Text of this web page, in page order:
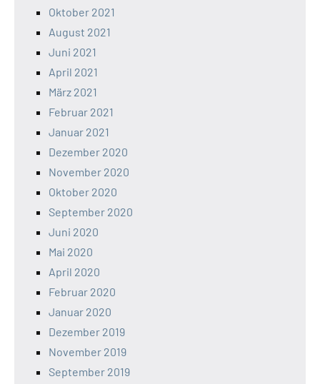
Oktober 2021
August 2021
Juni 2021
April 2021
März 2021
Februar 2021
Januar 2021
Dezember 2020
November 2020
Oktober 2020
September 2020
Juni 2020
Mai 2020
April 2020
Februar 2020
Januar 2020
Dezember 2019
November 2019
September 2019